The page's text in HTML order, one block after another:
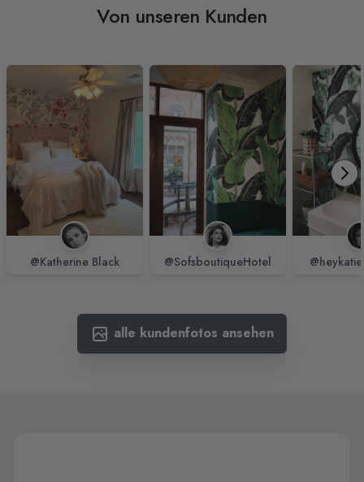
Von unseren Kunden
@Katherine Black @SofsboutiqueHotel
alle kundenfotos ansehen